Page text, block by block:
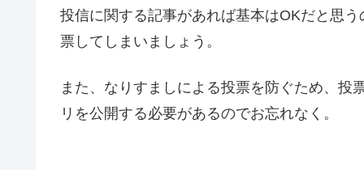
投信に関する記事があれば基本はOKだと思
票してしまいましょう。
また、なりすましによる投票を防ぐため、
リを公開する必要があるのでお忘れなく。